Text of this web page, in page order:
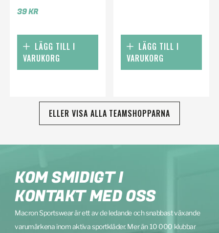
39KR
LÄGG TILL I
VARUKORG
LÄGG TILL I
VARUKORG
ELLER VISA ALLA TEAMSHOPPARNA
KOM SMIDIGT I
KONTAKT MED OSS
Macron Sportswear är ett av de ledande och snabbast växande
varumärkena inom aktiva sportkläder. Mer än 10 000 klubbar